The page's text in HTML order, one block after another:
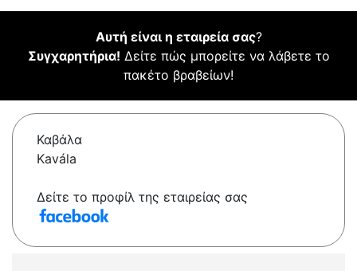
Αυτή είναι η εταιρεία σας?
Συγχαρητήρια! Δείτε πώς μπορείτε να λάβετε το
πακέτο βραβείων!
Καβάλα
Kavála
Δείτε το προφίλ της εταιρείας σας